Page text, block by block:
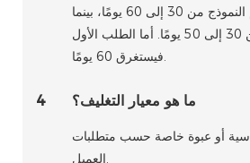
يستغرق تصميم النموذج من 30 إلى 60 يومًا، بينما
تستغرق العينة من 30 إلى 50 يومًا. أما الطلب الأول
فيستغرق 60 يومًا.
4 ما هو معيار التغليف؟
أو عبوة خاصة حسب متطلبات
العميل.